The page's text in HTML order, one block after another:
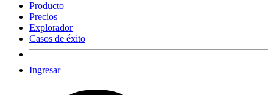
Producto
Precios
Explorador
Casos de éxito
Ingresar